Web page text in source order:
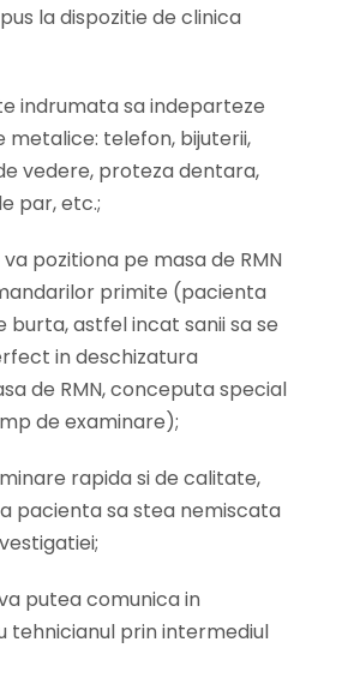
la dispozitie de clinica
indrumata sa indeparteze
telefon, bijuterii,
vedere, proteza dentara,
par, etc.;
pozitiona pe masa de RMN
primite (pacienta
burta, astfel incat sanii sa se
in deschizatura
de RMN, conceputa special
de examinare);
rapida si de calitate,
pacienta sa stea nemiscata
putea comunica in
tehnicianul prin intermediul